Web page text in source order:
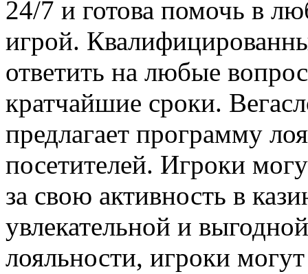
24/7 и готова помочь в
игрой.
ответить на любые
кратчайшие сроки.
предлагает программу
посетителей. Игроки
за свою активность в
увлекательной и
лояльности, игроки